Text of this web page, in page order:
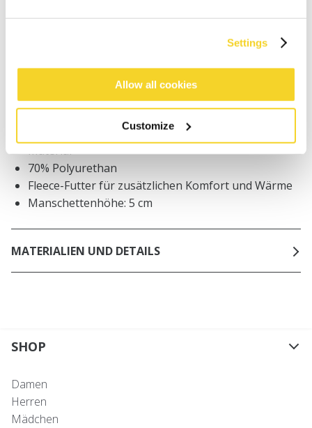
Settings
Allow all cookies
Customize
BESCHREIBUNG
Damen Fäustlinge aus wasserabweisendem
Material
70% Polyurethan
Fleece-Futter für zusätzlichen Komfort und Wärme
Manschettenhöhe: 5 cm
MATERIALIEN UND DETAILS
SHOP
Damen
Herren
Mädchen